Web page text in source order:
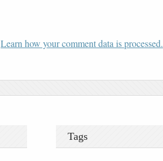
Learn how your comment data is processed.
Tags